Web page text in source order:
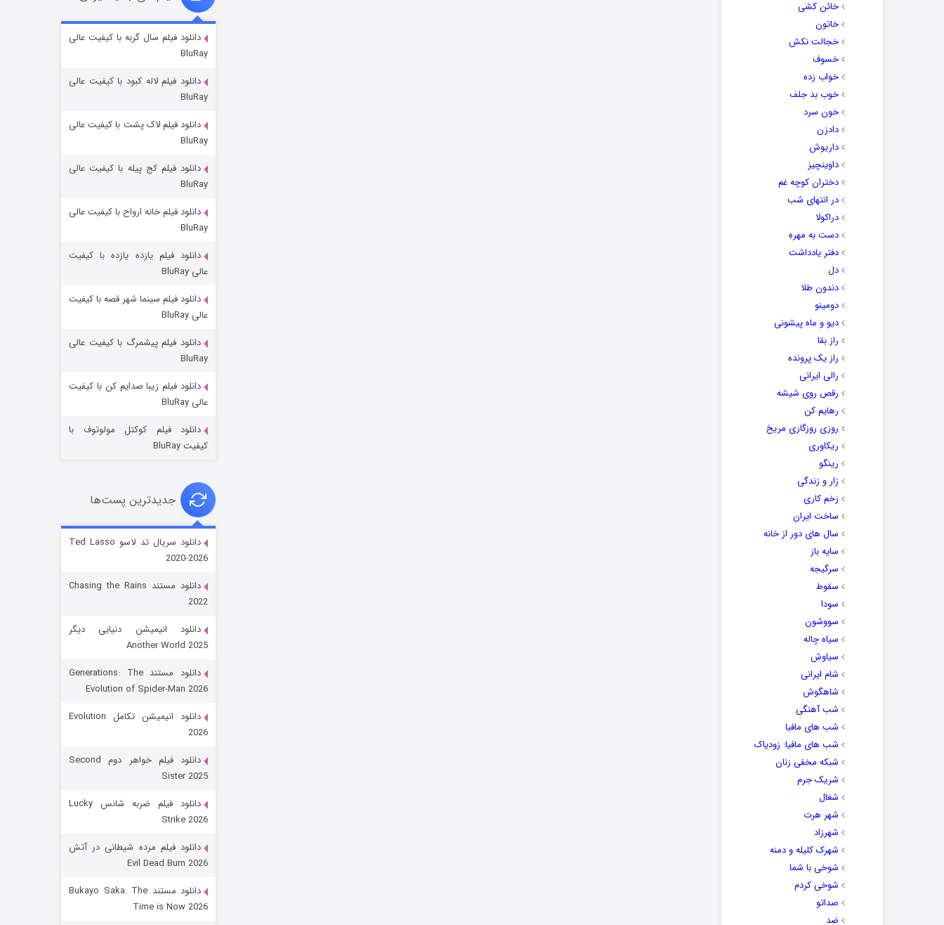
خائن کشی
خاتون
خجالت نکش
خسوف
خواب زده
خوب بد جلف
خون سرد
دادزن
داریوش
داوینچیز
دختران کوچه غم
در انتهای شب
دراکولا
دست به مهره
دفتر یادداشت
دل
دندون طلا
دومینو
دیو و ماه پیشونی
راز بقا
راز یک پرونده
رالی ایرانی
رقص روی شیشه
رهایم کن
روزی روزگاری مریخ
ریکاوری
رینگو
زار و زندگی
زخم کاری
ساخت ایران
سال های دور از خانه
سایه باز
سرگیجه
سقوط
سودا
سووشون
سیاه چاله
سیاوش
شام ایرانی
شاهگوش
شب آهنگی
شب های مافیا
شب های مافیا: زودیاک
شبکه مخفی زنان
شریک جرم
شغال
شهر هرت
شهرزاد
شهرک کلیله و دمنه
شوخی با شما
شوخی کردم
صداتو
ضد
شوگر فصل ۲
قسمت
خاندان اژدها فصل ۳
جادوگری در مغولستان
قسمت
رویایی برای تو
قسمت
دانلود فیلم سال گربه با کیفیت عالی
BluRay
دانلود فیلم لاله کبود با کیفیت عالی
BluRay
دانلود فیلم لاک پشت با کیفیت عالی
BluRay
دانلود فیلم کج‌ پیله با کیفیت عالی
BluRay
دانلود فیلم خانه ارواح با کیفیت عالی
BluRay
دانلود فیلم یازده یازده با کیفیت
عالی BluRay
دانلود فیلم سینما شهر قصه با کیفیت
عالی BluRay
دانلود فیلم پیشمرگ با کیفیت عالی
BluRay
دانلود فیلم زیبا صدایم کن با کیفیت
عالی BluRay
دانلود فیلم کوکتل مولوتوف با
کیفیت BluRay
جدیدترین پست‌ها
دانلود سریال تد لاسو Ted Lasso
2020-2026
دانلود مستند Chasing the Rains
2022
دانلود انیمیشن دنیایی دیگر
Another World 2025
دانلود مستند Generations: The
Evolution of Spider-Man 2026
دانلود انیمیشن تکامل Evolution
2026
دانلود فیلم خواهر دوم Second
Sister 2025
دانلود فیلم ضربه شانس Lucky
Strike 2026
دانلود فیلم مرده شیطانی در آتش
Evil Dead Burn 2026
دانلود مستند Bukayo Saka: The
Time is Now 2026